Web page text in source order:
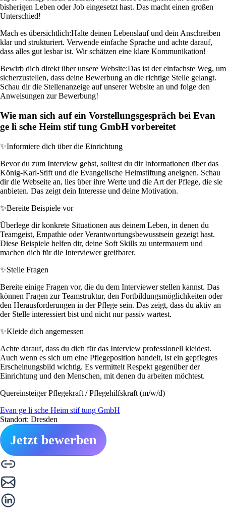
bisherigen Leben oder Job eingesetzt hast. Das macht einen großen
Unterschied!
Mach es übersichtlich:Halte deinen Lebenslauf und dein Anschreiben
klar und strukturiert. Verwende einfache Sprache und achte darauf,
dass alles gut lesbar ist. Wir schätzen eine klare Kommunikation!
Bewirb dich direkt über unsere Website:Das ist der einfachste Weg, um
sicherzustellen, dass deine Bewerbung an die richtige Stelle gelangt.
Schau dir die Stellenanzeige auf unserer Website an und folge den
Anweisungen zur Bewerbung!
Wie man sich auf ein Vorstellungsgespräch bei Evan
ge li sche Heim stif tung GmbH vorbereitet
✨Informiere dich über die Einrichtung
Bevor du zum Interview gehst, solltest du dir Informationen über das
König-Karl-Stift und die Evangelische Heimstiftung aneignen. Schau
dir die Webseite an, lies über ihre Werte und die Art der Pflege, die sie
anbieten. Das zeigt dein Interesse und deine Motivation.
✨Bereite Beispiele vor
Überlege dir konkrete Situationen aus deinem Leben, in denen du
Teamgeist, Empathie oder Verantwortungsbewusstsein gezeigt hast.
Diese Beispiele helfen dir, deine Soft Skills zu untermauern und
machen dich für die Interviewer greifbarer.
✨Stelle Fragen
Bereite einige Fragen vor, die du dem Interviewer stellen kannst. Das
können Fragen zur Teamstruktur, den Fortbildungsmöglichkeiten oder
den Herausforderungen in der Pflege sein. Das zeigt, dass du aktiv an
der Stelle interessiert bist und nicht nur passiv wartest.
✨Kleide dich angemessen
Achte darauf, dass du dich für das Interview professionell kleidest.
Auch wenn es sich um eine Pflegeposition handelt, ist ein gepflegtes
Erscheinungsbild wichtig. Es vermittelt Respekt gegenüber der
Einrichtung und den Menschen, mit denen du arbeiten möchtest.
Quereinsteiger Pflegekraft / Pflegehilfskraft (m/w/d)
Evan ge li sche Heim stif tung GmbH
Standort: Dresden
Jetzt bewerben